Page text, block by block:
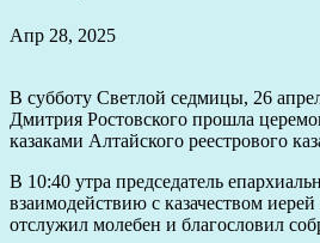
Апр 28, 2025
В субботу Светлой седмицы, 26
Дмитрия Ростовского прошла
казаками Алтайского реестрового
В 10:40 утра председатель
взаимодействию с казачеством
отслужил молебен и благословил